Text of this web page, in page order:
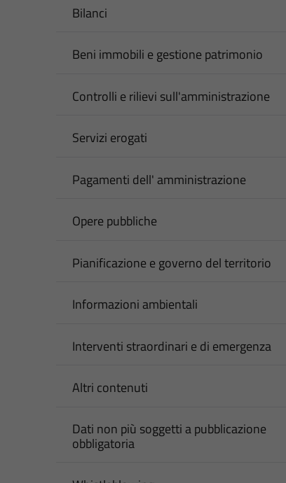
Bilanci
Beni immobili e gestione patrimonio
Controlli e rilievi sull'amministrazione
Servizi erogati
Pagamenti dell' amministrazione
Opere pubbliche
Pianificazione e governo del territorio
Informazioni ambientali
Interventi straordinari e di emergenza
Altri contenuti
Dati non più soggetti a pubblicazione
obbligatoria